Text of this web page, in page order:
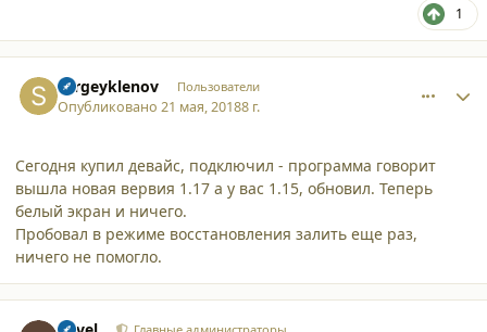
1
sergeyklenov Пользователи
Опубликовано21 мая, 20188 г.
Сегодня купил девайс, подключил - программа говорит
вышла новая вервия 1.17 а у вас 1.15, обновил. Теперь
белый экран и ничего.
Пробовал в режиме восстановления залить еще раз,
ничего не помогло.